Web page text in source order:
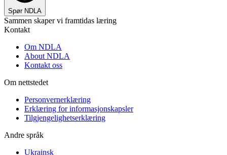
Spør NDLA
Sammen skaper vi framtidas læring
Kontakt
Om NDLA
About NDLA
Kontakt oss
Om nettstedet
Personvernerklæring
Erklæring for informasjonskapsler
Tilgjengelighetserklæring
Andre språk
Ukrainsk